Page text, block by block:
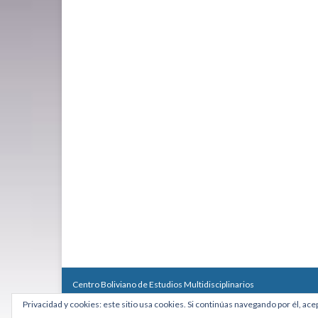
Centro Boliviano de Estudios Multidisciplinarios
Calle Macario Pinilla # 2588 esq. Av. Arce, Edificio Arcadia,
Teléfono: +591 2431818 - Celular: +591 73027636
Privacidad y cookies: este sitio usa cookies. Si continúas navegando por él,